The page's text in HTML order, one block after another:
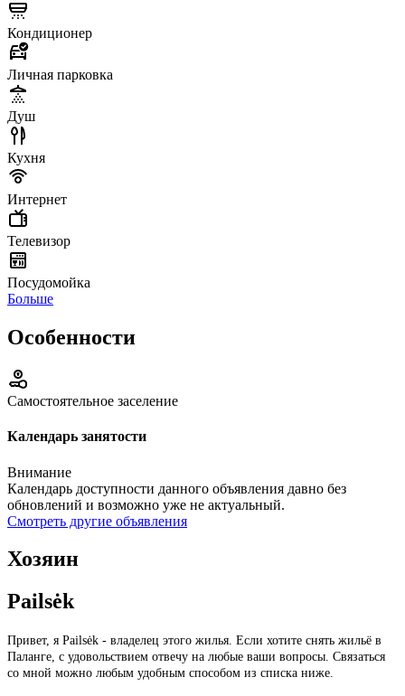
Кондиционер
Личная парковка
Душ
Кухня
Интернет
Телевизор
Посудомойка
Больше
Особенности
Самостоятельное заселение
Календарь занятости
Внимание
Календарь доступности данного объявления давно без
обновлений и возможно уже не актуальный.
Смотреть другие объявления
Хозяин
Pailsėk
Привет, я Pailsėk - владелец этого жилья. Если хотите снять жильё в
Паланге, с удовольствием отвечу на любые ваши вопросы. Связаться
со мной можно любым удобным способом из списка ниже.